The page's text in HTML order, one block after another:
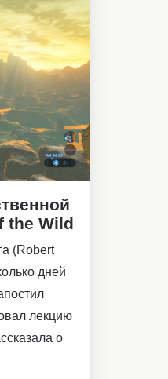
the Wild
(Robert
дней
лекцию
о